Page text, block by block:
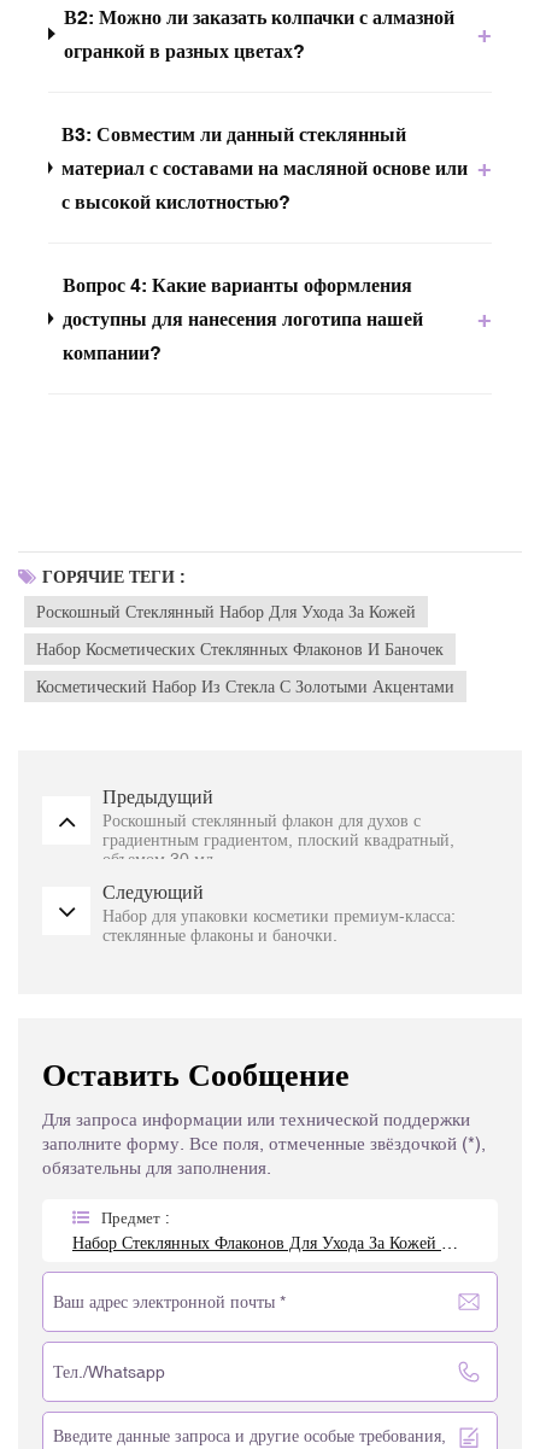
В2: Можно ли заказать колпачки с алмазной
огранкой в ​​разных цветах?
+
В3: Совместим ли данный стеклянный
материал с составами на масляной основе или
с высокой кислотностью?
+
Вопрос 4: Какие варианты оформления
доступны для нанесения логотипа нашей
компании?
+
ГОРЯЧИЕ ТЕГИ :
Роскошный Стеклянный Набор Для Ухода За Кожей
Набор Косметических Стеклянных Флаконов И Баночек
Косметический Набор Из Стекла С Золотыми Акцентами
Предыдущий
Роскошный стеклянный флакон для духов с
градиентным градиентом, плоский квадратный,
объемом 30 мл.
Следующий
Набор для упаковки косметики премиум-класса:
стеклянные флаконы и баночки.
Оставить Сообщение
Для запроса информации или технической поддержки
заполните форму. Все поля, отмеченные звёздочкой (*),
обязательны для заполнения.
Предмет :